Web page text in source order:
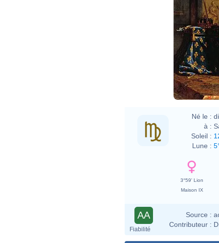
Né le :
à :
Soleil :
Lune :
3°59' Lion
Maison IX
AA
Fiabilité
Source :
Contributeur :